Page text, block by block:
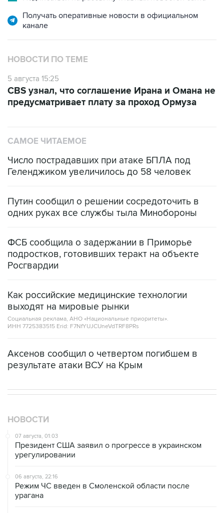
Получать оперативные новости в официальном
канале
НОВОСТИ ПО ТЕМЕ
5 августа 15:25
CBS узнал, что соглашение Ирана и Омана не
предусматривает плату за проход Ормуза
САМОЕ ЧИТАЕМОЕ
Число пострадавших при атаке БПЛА под
Геленджиком увеличилось до 58 человек
Путин сообщил о решении сосредоточить в
одних руках все службы тыла Минобороны
ФСБ сообщила о задержании в Приморье
подростков, готовивших теракт на объекте
Росгвардии
Как российские медицинские технологии
выходят на мировые рынки
Социальная реклама, АНО «Национальные приоритеты».
ИНН 7725383515 Erid: F7NfYUJCUneVdTRF8PRs
Аксенов сообщил о четвертом погибшем в
результате атаки ВСУ на Крым
НОВОСТИ
07 августа, 01:03
Президент США заявил о прогрессе в украинском
урегулировании
06 августа, 22:16
Режим ЧС введен в Смоленской области после
урагана